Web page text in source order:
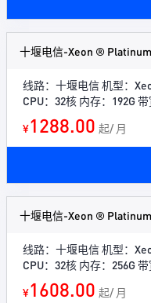
十堰电信-Xeon ® Platinum
线路：十堰电信 机型：
CPU：32核 内存：192G
¥1288.00 起/ 月
十堰电信-Xeon ® Platinum
线路：十堰电信 机型：
CPU：32核 内存：256G
¥1608.00 起/ 月